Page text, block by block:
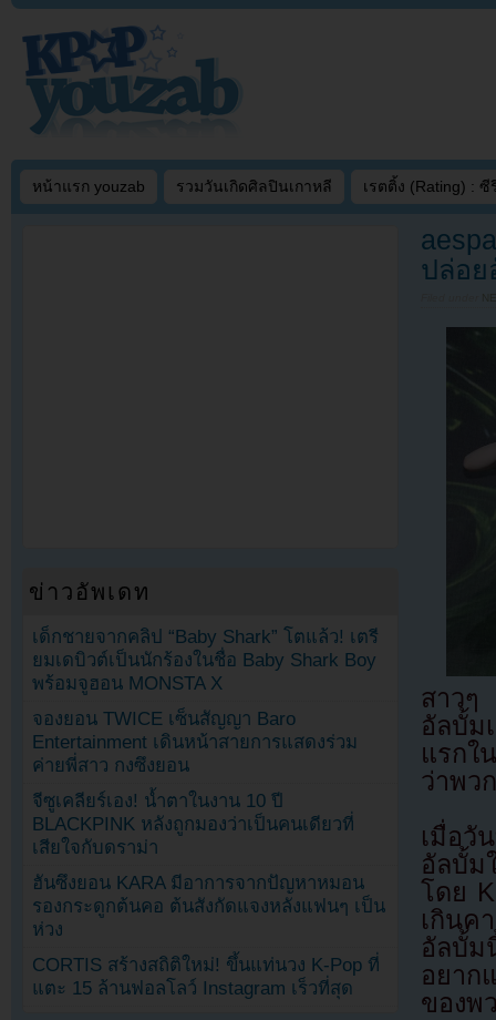
หน้าแรก youzab รวมวันเกิดศิลปินเกาหลี เรตติ้ง (Rating) : ซี
ปล่อย
สาวๆ
อัลบั้ม
แรกใ
ว่าพว
เมื่อวั
อัลบั้ม
โดย
เกินค
อัลบั้ม
อยาก
ของพ
ข่าวอัพเดท
เด็กชายจากคลิป “Baby Shark” โตแล้ว! เตรี
ยมเดบิวต์เป็นนักร้องในชื่อ Baby Shark Boy
พร้อมจูฮอน MONSTA X
จองยอน TWICE เซ็นสัญญา Baro
Entertainment เดินหน้าสายการแสดงร่วม
ค่ายพี่สาว กงซึงยอน
จีซูเคลียร์เอง! น้ำตาในงาน 10 ปี
BLACKPINK หลังถูกมองว่าเป็นคนเดียวที่
เสียใจกับดราม่า
ฮันซึงยอน KARA มีอาการจากปัญหาหมอน
รองกระดูกต้นคอ ต้นสังกัดแจงหลังแฟนๆ เป็น
ห่วง
CORTIS สร้างสถิติใหม่! ขึ้นแท่นวง K-Pop ที่
แตะ 15 ล้านฟอลโลว์ Instagram เร็วที่สุด